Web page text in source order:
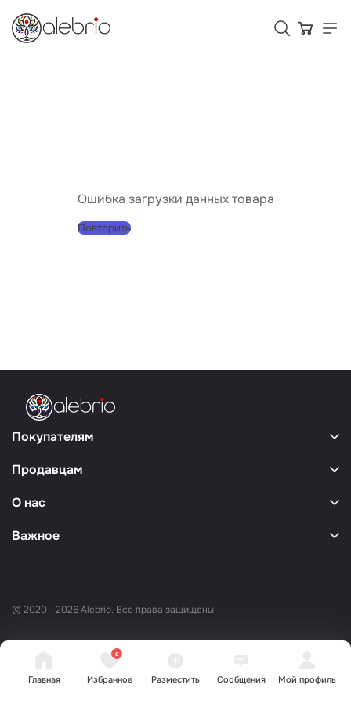
Аксессуары
Для кого Alebrio
Главная
0
Избранное Разместить Сообщения Мой профиль
Ошибка загрузки данных товара
Повторить
Покупателям
Продавцам
О нас
Важное
© 2020 - 2026 Alebrio. Все права защищены